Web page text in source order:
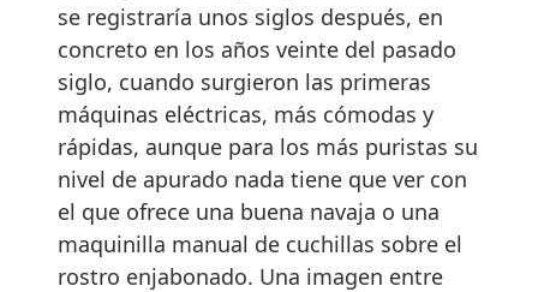
se registraría unos siglos después, en
concreto en los años veinte del pasado
siglo, cuando surgieron las primeras
máquinas eléctricas, más cómodas y
rápidas, aunque para los más puristas su
nivel de apurado nada tiene que ver con
el que ofrece una buena navaja o una
maquinilla manual de cuchillas sobre el
rostro enjabonado. Una imagen entre